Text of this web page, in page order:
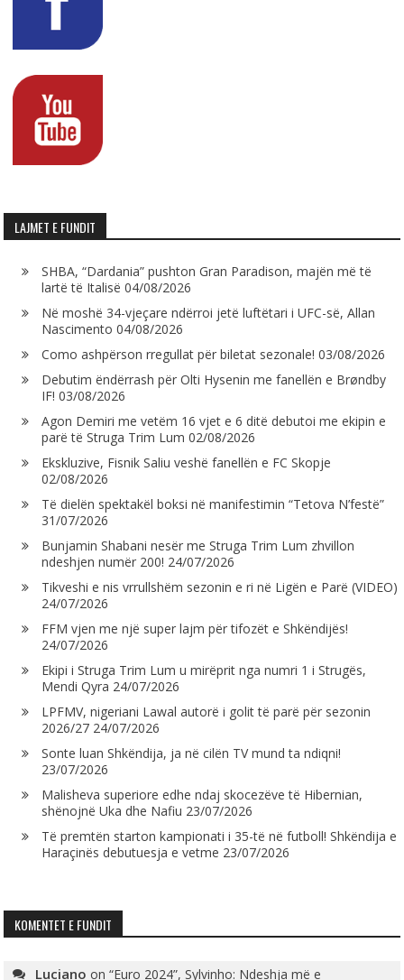
LAJMET E FUNDIT
SHBA, “Dardania” pushton Gran Paradison, majën më të
lartë të Italisë 04/08/2026
Në moshë 34-vjeçare ndërroi jetë luftëtari i UFC-së, Allan
Nascimento 04/08/2026
Como ashpërson rregullat për biletat sezonale! 03/08/2026
Debutim ëndërrash për Olti Hysenin me fanellën e Brøndby
IF! 03/08/2026
Agon Demiri me vetëm 16 vjet e 6 ditë debutoi me ekipin e
parë të Struga Trim Lum 02/08/2026
Ekskluzive, Fisnik Saliu veshë fanellën e FC Skopje
02/08/2026
Të dielën spektakël boksi në manifestimin “Tetova N’festë”
31/07/2026
Bunjamin Shabani nesër me Struga Trim Lum zhvillon
ndeshjen numër 200! 24/07/2026
Tikveshi e nis vrrullshëm sezonin e ri në Ligën e Parë (VIDEO)
24/07/2026
FFM vjen me një super lajm për tifozët e Shkëndijës!
24/07/2026
Ekipi i Struga Trim Lum u mirëprit nga numri 1 i Strugës,
Mendi Qyra 24/07/2026
LPFMV, nigeriani Lawal autorë i golit të parë për sezonin
2026/27 24/07/2026
Sonte luan Shkëndija, ja në cilën TV mund ta ndiqni!
23/07/2026
Malisheva superiore edhe ndaj skocezëve të Hibernian,
shënojnë Uka dhe Nafiu 23/07/2026
Të premtën starton kampionati i 35-të në futboll! Shkëndija e
Haraçinës debutuesja e vetme 23/07/2026
KOMENTET E FUNDIT
Luciano on“Euro 2024”, Sylvinho: Ndeshja më e